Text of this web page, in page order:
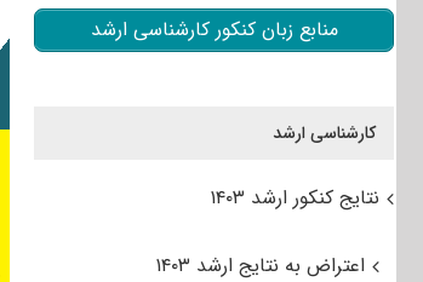
منابع زبان کنکور کارشناسی ارشد
کارشناسی ارشد
نتایج کنکور ارشد ۱۴۰۳
اعتراض به نتایج ارشد ۱۴۰۳